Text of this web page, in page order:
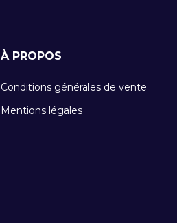
À PROPOS
Conditions générales de vente
Mentions légales